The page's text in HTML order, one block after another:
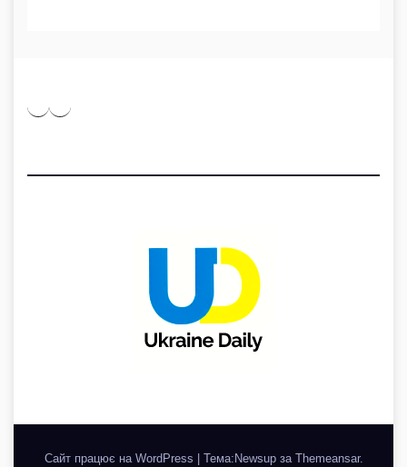
Pinterest
Medium
Telegram
Сайт працює на WordPress Тема:Newsup за Themeansar.